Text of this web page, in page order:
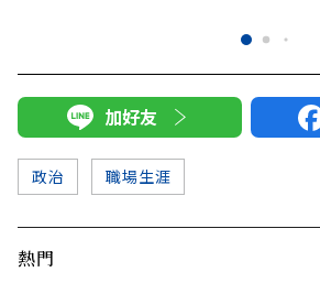
加好友
政治 職場生涯
熱門